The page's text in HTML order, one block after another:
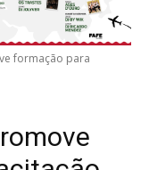
formação para